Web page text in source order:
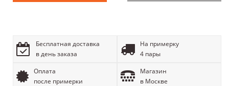
Бесплатная доставка
в день заказа
На примерку
4 пары
Оплата
после примерки
Магазин
в Москве